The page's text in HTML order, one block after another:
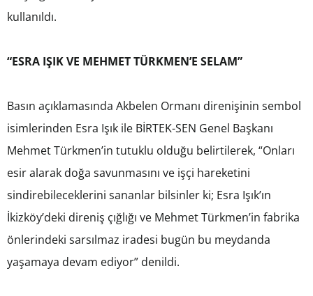
kullanıldı.
“ESRA IŞIK VE MEHMET TÜRKMEN’E SELAM”
Basın açıklamasında Akbelen Ormanı direnişinin sembol
isimlerinden Esra Işık ile BİRTEK-SEN Genel Başkanı
Mehmet Türkmen’in tutuklu olduğu belirtilerek, “Onları
esir alarak doğa savunmasını ve işçi hareketini
sindirebileceklerini sananlar bilsinler ki; Esra Işık’ın
İkizköy’deki direniş çığlığı ve Mehmet Türkmen’in fabrika
önlerindeki sarsılmaz iradesi bugün bu meydanda
yaşamaya devam ediyor” denildi.